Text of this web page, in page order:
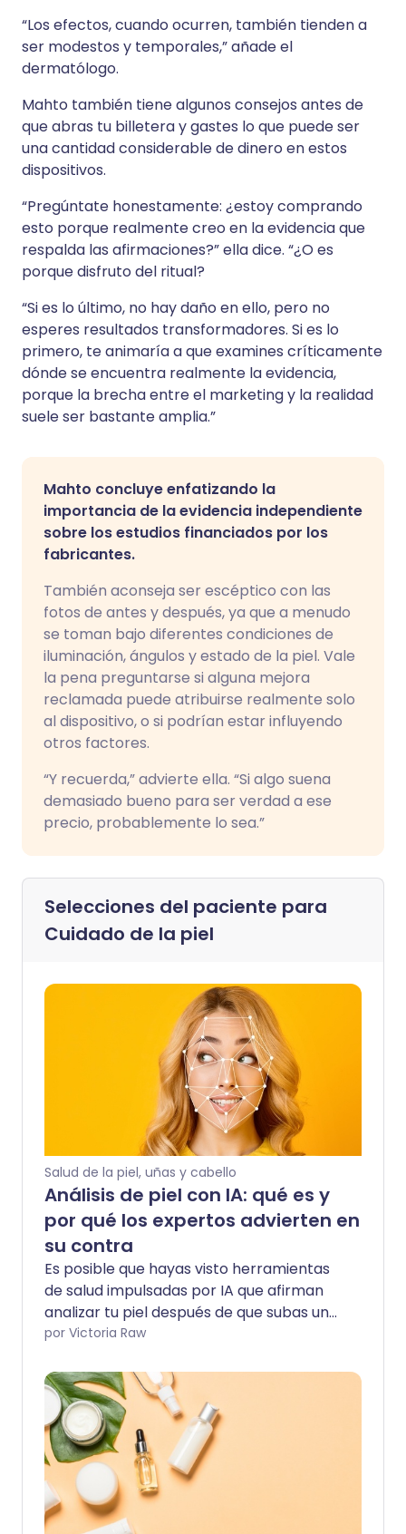
“Los efectos, cuando ocurren, también tienden a
ser modestos y temporales,” añade el
dermatólogo.
Mahto también tiene algunos consejos antes de
que abras tu billetera y gastes lo que puede ser
una cantidad considerable de dinero en estos
dispositivos.
“Pregúntate honestamente: ¿estoy comprando
esto porque realmente creo en la evidencia que
respalda las afirmaciones?” ella dice. “¿O es
porque disfruto del ritual?
“Si es lo último, no hay daño en ello, pero no
esperes resultados transformadores. Si es lo
primero, te animaría a que examines críticamente
dónde se encuentra realmente la evidencia,
porque la brecha entre el marketing y la realidad
suele ser bastante amplia.”
Mahto concluye enfatizando la
importancia de la evidencia independiente
sobre los estudios financiados por los
fabricantes.
También aconseja ser escéptico con las
fotos de antes y después, ya que a menudo
se toman bajo diferentes condiciones de
iluminación, ángulos y estado de la piel. Vale
la pena preguntarse si alguna mejora
reclamada puede atribuirse realmente solo
al dispositivo, o si podrían estar influyendo
otros factores.
“Y recuerda,” advierte ella. “Si algo suena
demasiado bueno para ser verdad a ese
precio, probablemente lo sea.”
Selecciones del paciente para
Cuidado de la piel
Salud de la piel, uñas y cabello
Análisis de piel con IA: qué es y
por qué los expertos advierten en
su contra
Es posible que hayas visto herramientas
de salud impulsadas por IA que afirman
analizar tu piel después de que subas una
foto en línea. Un ejemplo es la tendencia
ChatGPT, donde los usuarios piden a la IA
que evalúe preocupaciones como el
acné, la pigmentación o el
envejecimiento solo a partir de una selfie.
Aunque estas herramientas están
ganando popularidad por ofrecer
retroalimentación rápida y accesible, los
por Victoria Raw